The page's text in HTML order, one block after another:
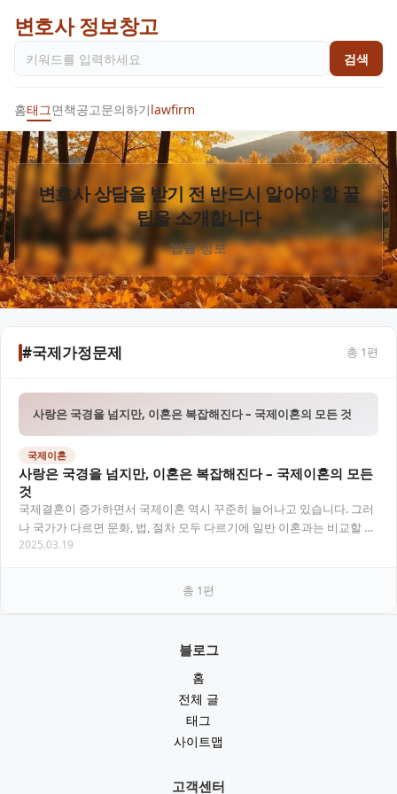
변호사 정보창고
검색
홈태그면책공고문의하기lawfirm
변호사 상담을 받기 전 반드시 알아야 할 꿀
팁을 소개합니다
법률 정보
#국제가정문제 총 1편
사랑은 국경을 넘지만, 이혼은 복잡해진다 – 국제이혼의 모든 것
국제이혼
사랑은 국경을 넘지만, 이혼은 복잡해진다 – 국제이혼의 모든
것
국제결혼이 증가하면서 국제이혼 역시 꾸준히 늘어나고 있습니다. 그러
나 국가가 다르면 문화, 법, 절차 모두 다르기에 일반 이혼과는 비교할 수
없는 복잡함이 따릅니다. 이번 글에서는…
2025.03.19
총 1편
블로그
홈
전체 글
태그
사이트맵
고객센터